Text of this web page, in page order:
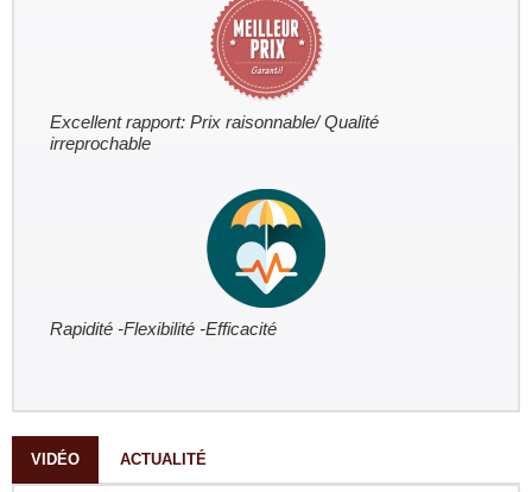
Excellent rapport: Prix raisonnable/ Qualité
irreprochable
Rapidité -Flexibilité -Efficacité
VIDÉO ACTUALITÉ